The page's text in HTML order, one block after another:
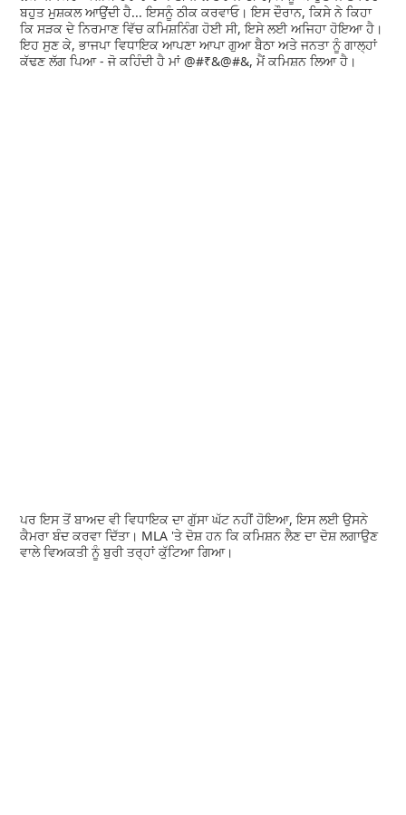
ਬਹੁਤ ਮੁਸ਼ਕਲ ਆਉਂਦੀ ਹੈ... ਇਸਨੂੰ ਠੀਕ ਕਰਵਾਓ। ਇਸ ਦੌਰਾਨ, ਕਿਸੇ ਨੇ ਕਿਹਾ
ਕਿ ਸੜਕ ਦੇ ਨਿਰਮਾਣ ਵਿੱਚ ਕਮਿਸ਼ਨਿੰਗ ਹੋਈ ਸੀ, ਇਸੇ ਲਈ ਅਜਿਹਾ ਹੋਇਆ ਹੈ।
ਇਹ ਸੁਣ ਕੇ, ਭਾਜਪਾ ਵਿਧਾਇਕ ਆਪਣਾ ਆਪਾ ਗੁਆ ਬੈਠਾ ਅਤੇ ਜਨਤਾ ਨੂੰ ਗਾਲ੍ਹਾਂ
ਕੱਢਣ ਲੱਗ ਪਿਆ - ਜੋ ਕਹਿੰਦੀ ਹੈ ਮਾਂ @#₹&@#&, ਮੈਂ ਕਮਿਸ਼ਨ ਲਿਆ ਹੈ।
ਪਰ ਇਸ ਤੋਂ ਬਾਅਦ ਵੀ ਵਿਧਾਇਕ ਦਾ ਗੁੱਸਾ ਘੱਟ ਨਹੀਂ ਹੋਇਆ, ਇਸ ਲਈ ਉਸਨੇ
ਕੈਮਰਾ ਬੰਦ ਕਰਵਾ ਦਿੱਤਾ। MLA 'ਤੇ ਦੋਸ਼ ਹਨ ਕਿ ਕਮਿਸ਼ਨ ਲੈਣ ਦਾ ਦੋਸ਼ ਲਗਾਉਣ
ਵਾਲੇ ਵਿਅਕਤੀ ਨੂੰ ਬੁਰੀ ਤਰ੍ਹਾਂ ਕੁੱਟਿਆ ਗਿਆ।